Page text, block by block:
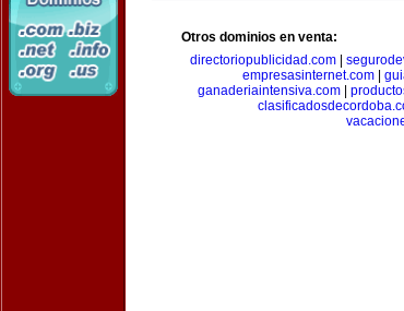
Otros dominios en venta:
directoriopublicidad.com
empresasinternet.com|
ganaderiaintensiva.com|